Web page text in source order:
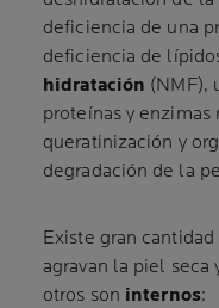
deficiencia de una
deficiencia de
hidratación (NMF),
proteínas y enzimas
queratinización y
degradación de la
Existe gran
agravan la piel
otros son internos: